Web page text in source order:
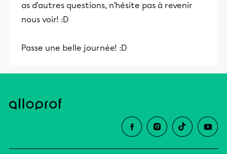
as d'autres questions, n'hésite pas à revenir
nous voir! :D
Passe une belle journée! :D